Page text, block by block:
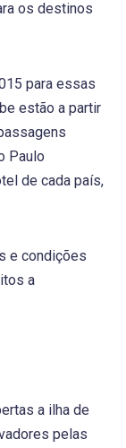
os destinos
para essas
estão a partir
Paulo
de cada país,
e condições
a
a ilha de
pelas